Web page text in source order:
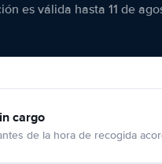
es válida hasta 11 de
cargo
de la hora de recogida